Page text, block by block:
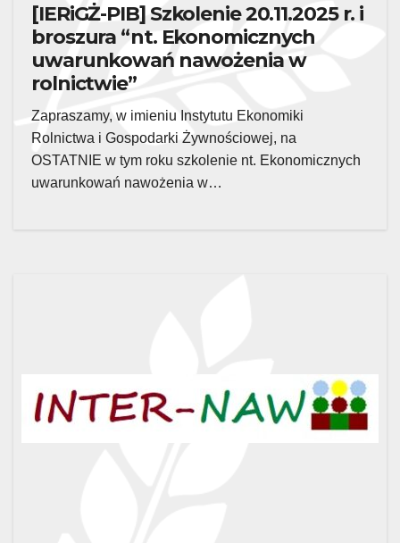
[IERiGŻ-PIB] Szkolenie 20.11.2025 r. i
broszura “nt. Ekonomicznych
uwarunkowań nawożenia w
rolnictwie”
Zapraszamy, w imieniu Instytutu Ekonomiki
Rolnictwa i Gospodarki Żywnościowej, na
OSTATNIE w tym roku szkolenie nt. Ekonomicznych
uwarunkowań nawożenia w…